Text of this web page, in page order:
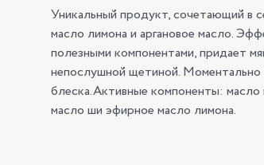
Уникальный продукт, сочетающий в
масло лимона и аргановое масло.
полезными компонентами, придает
непослушной щетиной. Моментально
блеска.Активные компоненты: масло
масло ши эфирное масло лимона.